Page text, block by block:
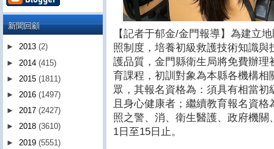
【記者于郁金/金門報導】為建立
照制度，培養初級救護技術知識
護品質，金門縣衛生局將免費辦
育課程，初訓對象為本縣各機構
眾，其報名資格為：須具有相當
且身心健康者；繼續教育報名資
照之警、消、衛生醫護、政府機
1日至15日止。
新聞回顧
► 2013 (2)
► 2014 (415)
► 2015 (1811)
► 2016 (1497)
► 2017 (2427)
► 2018 (3610)
► 2019 (5551)